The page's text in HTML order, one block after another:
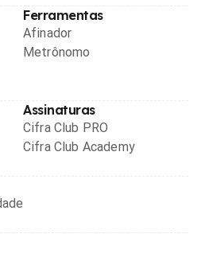
Ferramentas
Afinador
Metrônomo
Assinaturas
Cifra Club PRO
Cifra Club Academy